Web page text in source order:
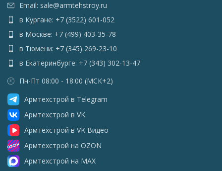
Email: sale@armtehstroy.ru
в Кургане: +7 (3522) 601-052
в Москве: +7 (499) 403-35-78
в Тюмени: +7 (345) 269-23-10
в Екатеринбурге: +7 (343) 302-13-47
Пн-Пт 08:00 - 18:00 (МСК+2)
Армтехстрой в Telegram
Армтехстрой в VK
Армтехстрой в VK Видео
Армтехстрой на OZON
Армтехстрой на MAX